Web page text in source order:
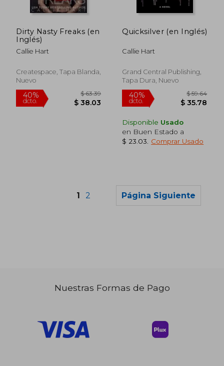
40%
dcto. $ 34.64
40%
dcto. $
Dirty Nasty Freaks (en
Inglés)
Callie Hart
Createspace, Tapa Blanda,
Nuevo
Quicksilver (en Inglés)
Callie Hart
Grand Central Publishing,
Tapa Dura, Nuevo
Disponible Usado
en Buen Estado a
$ 23.03
Comprar Usado
1 2 Página Siguiente
Nuestras Formas de Pago